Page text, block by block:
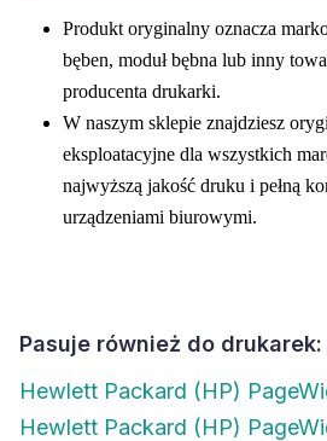
Produkt oryginalny oznacza
bęben, moduł bębna lub inny
producenta drukarki.
W naszym sklepie znajdziesz
eksploatacyjne dla wszystkich
najwyższą jakość druku i pełną
urządzeniami biurowymi.
Pasuje również do drukarek:
Hewlett Packard (HP)
Hewlett Packard (HP)